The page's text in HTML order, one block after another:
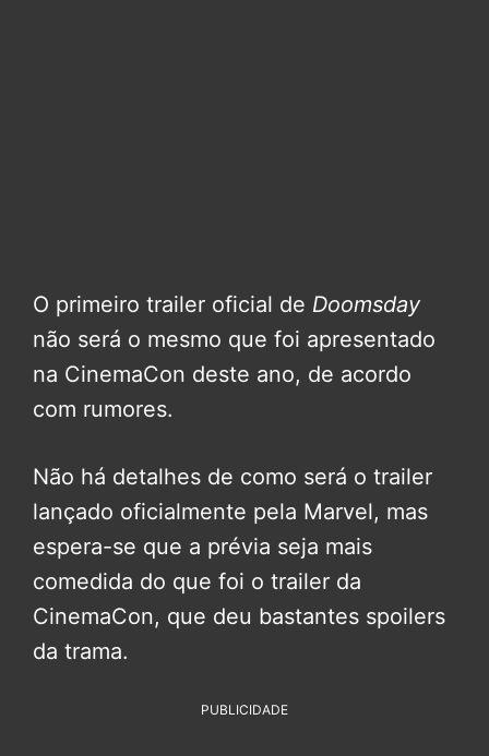
O primeiro trailer oficial de Doomsday
não será o mesmo que foi apresentado
na CinemaCon deste ano, de acordo
com rumores.
Não há detalhes de como será o trailer
lançado oficialmente pela Marvel, mas
espera-se que a prévia seja mais
comedida do que foi o trailer da
CinemaCon, que deu bastantes spoilers
da trama.
PUBLICIDADE